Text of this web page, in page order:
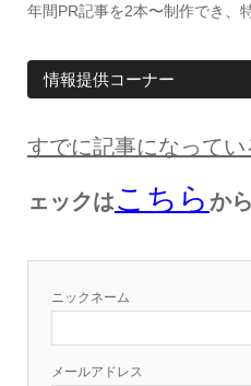
年間PR記事を2本〜制作でき、
情報提供コーナー
すでに記事になってい
ェックはこちら か
ニックネーム
メールアドレス